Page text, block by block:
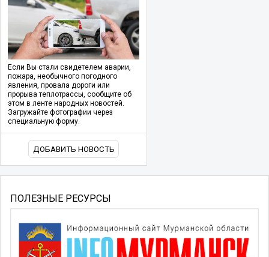
Если Вы стали свидетелем аварии,
пожара, необычного погодного
явления, провала дороги или
прорыва теплотрассы, сообщите об
этом в ленте народных новостей.
Загружайте фотографии через
специальную форму.
ДОБАВИТЬ НОВОСТЬ
ПОЛЕЗНЫЕ РЕСУРСЫ